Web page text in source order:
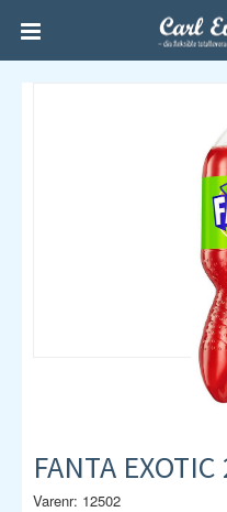
FANTA
Varenr: 12502